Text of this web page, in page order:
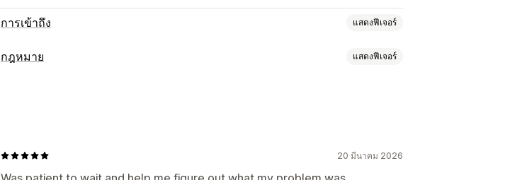
การเข้าถึง แสดงฟีเจอร์
ประเภทการปฏิบัติตามข้อกำหนด
ข้อความแสดงแทน
กฎหมาย แสดงฟีเจอร์
การปรับแต่ง
ช่องทำเครื่องหมาย สีและแบบอักษร ตำแหน่งวิดเจ็ต
CSS ที่กำหนดเอง
20 มีนาคม 2026